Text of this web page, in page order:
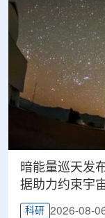
暗能量巡天发
据助力约束宇
科研 2026-08-